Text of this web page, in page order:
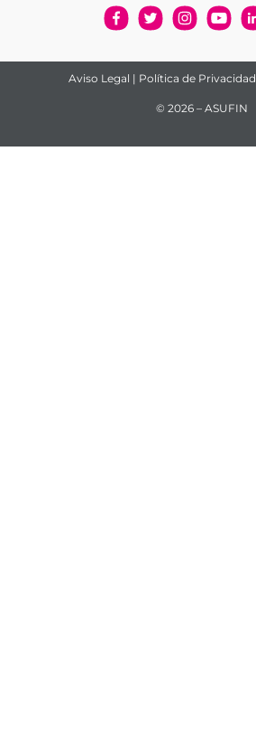
Aviso Legal | Política de Privacidad
© 2026 – ASUFIN